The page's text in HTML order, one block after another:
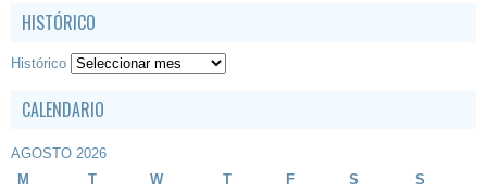
HISTÓRICO
Histórico
CALENDARIO
AGOSTO 2026
M
T W T F S S